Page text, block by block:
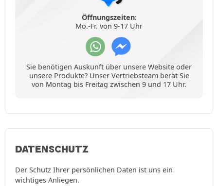
Öffnungszeiten:
Mo.-Fr. von 9-17 Uhr
Sie benötigen Auskunft über unsere Website oder
unsere Produkte? Unser Vertriebsteam berät Sie
von Montag bis Freitag zwischen 9 und 17 Uhr.
DATENSCHUTZ
Der Schutz Ihrer persönlichen Daten ist uns ein
wichtiges Anliegen.